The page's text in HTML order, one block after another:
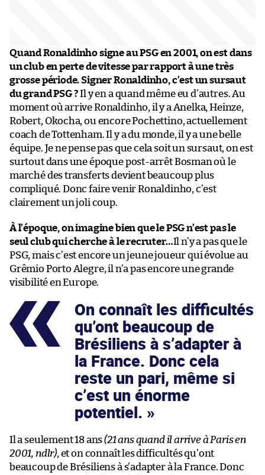
Quand Ronaldinho signe au PSG en 2001, on est dans
un club en perte de vitesse par rapport à une très
grosse période. Signer Ronaldinho, c’est un sursaut
du grand PSG ?Il y en a quand même eu d’autres. Au
moment où arrive Ronaldinho, il y a Anelka, Heinze,
Robert, Okocha, ou encore Pochettino, actuellement
coach de Tottenham. Il y a du monde, il y a une belle
équipe. Je ne pense pas que cela soit un sursaut, on est
surtout dans une époque post-arrêt Bosman où le
marché des transferts devient beaucoup plus
compliqué. Donc faire venir Ronaldinho, c’est
clairement un joli coup.
À l’époque, on imagine bien que le PSG n’est pas le
seul club qui cherche à le recruter…Il n’y a pas que le
PSG, mais c’est encore un jeune joueur qui évolue au
Grêmio Porto Alegre, il n’a pas encore une grande
visibilité en Europe.
On connaît les difficultés
qu’ont beaucoup de
Brésiliens à s’adapter à
la France. Donc cela
reste un pari, même si
c’est un énorme
potentiel.
Il a seulement 18 ans(21 ans quand il arrive à Paris en
2001, ndlr), et on connaît les difficultés qu’ont
beaucoup de Brésiliens à s’adapter à la France. Donc